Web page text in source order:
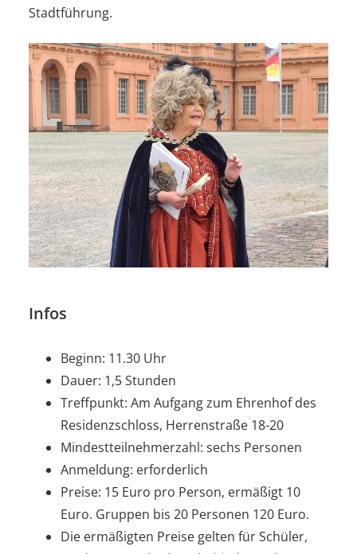
Stadtführung.
Infos
Beginn: 11.30 Uhr
Dauer: 1,5 Stunden
Treffpunkt: Am Aufgang zum Ehrenhof des
Residenzschloss, Herrenstraße 18-20
Mindestteilnehmerzahl: sechs Personen
Anmeldung: erforderlich
Preise: 15 Euro pro Person, ermäßigt 10
Euro. Gruppen bis 20 Personen 120 Euro.
Die ermäßigten Preise gelten für Schüler,